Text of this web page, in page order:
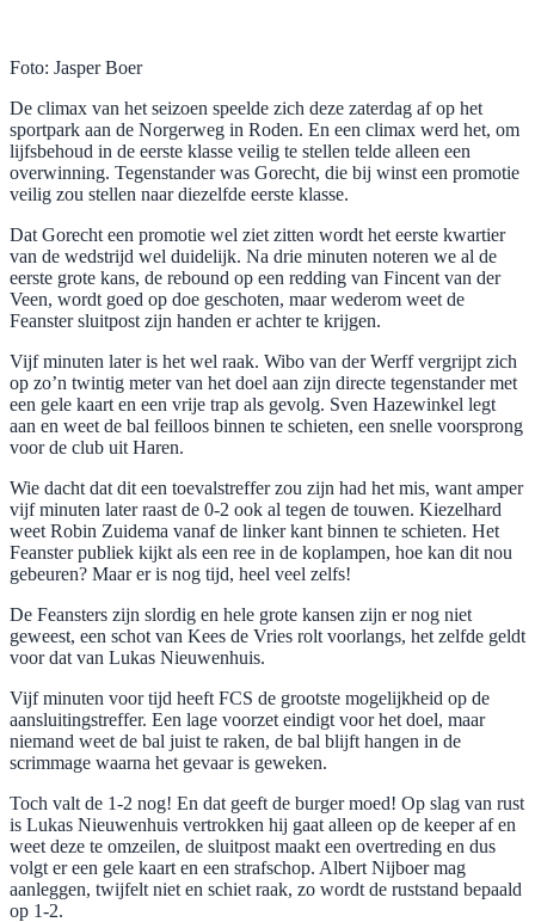
Foto: Jasper Boer
De climax van het seizoen speelde zich deze zaterdag af op het
sportpark aan de Norgerweg in Roden. En een climax werd het, om
lijfsbehoud in de eerste klasse veilig te stellen telde alleen een
overwinning. Tegenstander was Gorecht, die bij winst een promotie
veilig zou stellen naar diezelfde eerste klasse.
Dat Gorecht een promotie wel ziet zitten wordt het eerste kwartier
van de wedstrijd wel duidelijk. Na drie minuten noteren we al de
eerste grote kans, de rebound op een redding van Fincent van der
Veen, wordt goed op doe geschoten, maar wederom weet de
Feanster sluitpost zijn handen er achter te krijgen.
Vijf minuten later is het wel raak. Wibo van der Werff vergrijpt zich
op zo’n twintig meter van het doel aan zijn directe tegenstander met
een gele kaart en een vrije trap als gevolg. Sven Hazewinkel legt
aan en weet de bal feilloos binnen te schieten, een snelle voorsprong
voor de club uit Haren.
Wie dacht dat dit een toevalstreffer zou zijn had het mis, want amper
vijf minuten later raast de 0-2 ook al tegen de touwen. Kiezelhard
weet Robin Zuidema vanaf de linker kant binnen te schieten. Het
Feanster publiek kijkt als een ree in de koplampen, hoe kan dit nou
gebeuren? Maar er is nog tijd, heel veel zelfs!
De Feansters zijn slordig en hele grote kansen zijn er nog niet
geweest, een schot van Kees de Vries rolt voorlangs, het zelfde geldt
voor dat van Lukas Nieuwenhuis.
Vijf minuten voor tijd heeft FCS de grootste mogelijkheid op de
aansluitingstreffer. Een lage voorzet eindigt voor het doel, maar
niemand weet de bal juist te raken, de bal blijft hangen in de
scrimmage waarna het gevaar is geweken.
Toch valt de 1-2 nog! En dat geeft de burger moed! Op slag van rust
is Lukas Nieuwenhuis vertrokken hij gaat alleen op de keeper af en
weet deze te omzeilen, de sluitpost maakt een overtreding en dus
volgt er een gele kaart en een strafschop. Albert Nijboer mag
aanleggen, twijfelt niet en schiet raak, zo wordt de ruststand bepaald
op 1-2.